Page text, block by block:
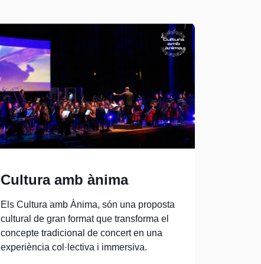
Cultura amb ànima
Els Cultura amb Ànima, són una proposta
cultural de gran format que transforma el
concepte tradicional de concert en una
experiència col·lectiva i immersiva.